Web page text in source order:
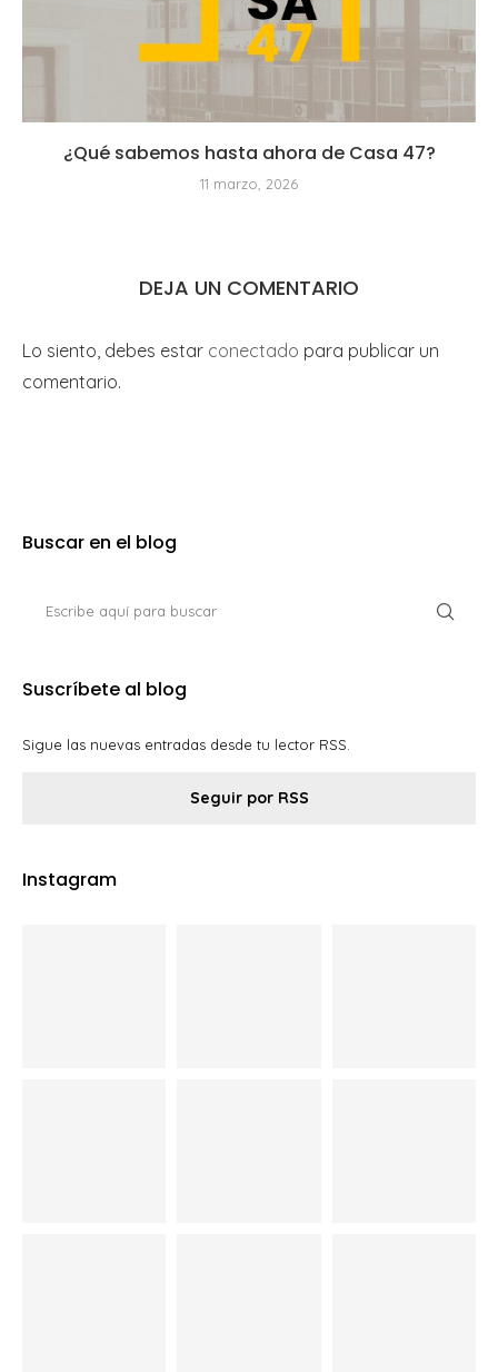
¿Qué sabemos hasta ahora de Casa 47?
11 marzo, 2026
DEJA UN COMENTARIO
Lo siento, debes estar conectado para publicar un
comentario.
Buscar en el blog
Suscríbete al blog
Sigue las nuevas entradas desde tu lector RSS.
Seguir por RSS
Instagram